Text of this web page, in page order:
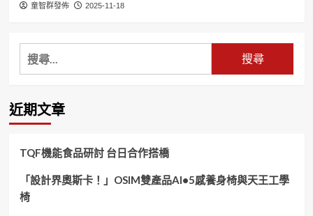
童智群發佈 2025-11-18
搜
尋
鍵
字:
近期文章
TQF機能食品研討 台日合作搭橋
「設計界奧斯卡！」OSIM雙產品AI•5感養身椅與天王工學
椅